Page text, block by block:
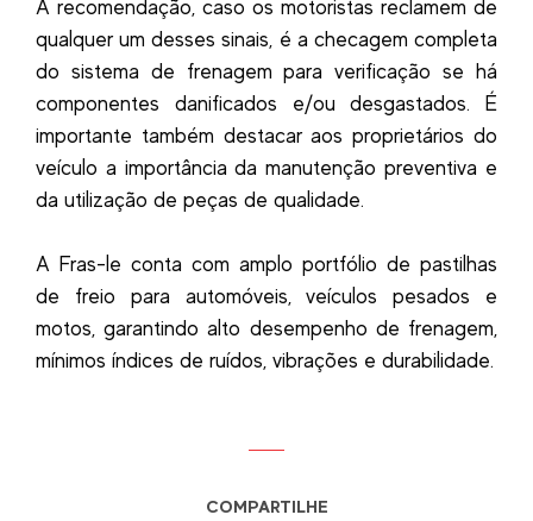
A recomendação, caso os motoristas reclamem de
qualquer um desses sinais, é a checagem completa
do sistema de frenagem para verificação se há
componentes danificados e/ou desgastados. É
importante também destacar aos proprietários do
veículo a importância da manutenção preventiva e
da utilização de peças de qualidade.
A Fras-le conta com amplo portfólio de pastilhas
de freio para automóveis, veículos pesados e
motos, garantindo alto desempenho de frenagem,
mínimos índices de ruídos, vibrações e durabilidade.
COMPARTILHE